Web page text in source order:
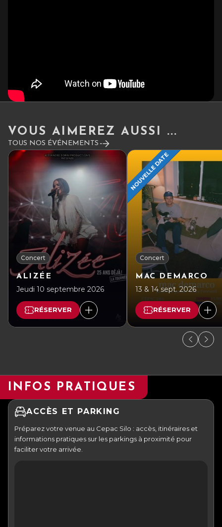
VOUS AIMEREZ AUSSI ...
TOUS NOS ÉVÉNEMENTS
Concert
ALIZÉE
Jeudi 10 septembre 2026
RÉSERVER
NOUVELLE DATE
Concert
MAC DEMARCO
13 & 14 sept. 2026
RÉSERVER
INFOS PRATIQUES
ACCÈS ET PARKING
Préparez votre venue au Cepac Silo : accès, itinéraires et
informations pratiques sur les parkings à proximité pour
faciliter votre arrivée.